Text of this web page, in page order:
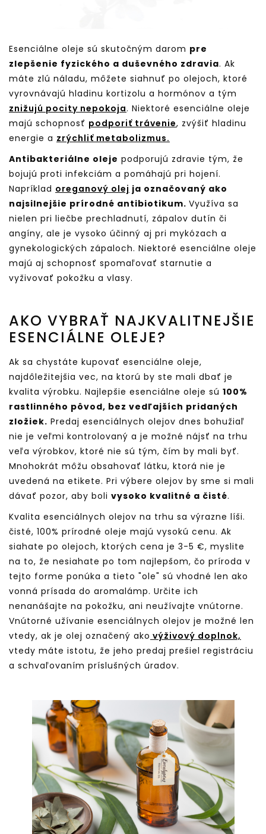
Esenciálne oleje sú skutočným darom pre
zlepšenie fyzického a duševného zdravia. Ak
máte zlú náladu, môžete siahnuť po olejoch, ktoré
vyrovnávajú hladinu kortizolu a hormónov a tým
znižujú pocity nepokoja. Niektoré esenciálne oleje
majú schopnosť podporiť trávenie, zvýšiť hladinu
energie a zrýchliť metabolizmus.
Antibakteriálne oleje podporujú zdravie tým, že
bojujú proti infekciám a pomáhajú pri hojení.
Napríklad oreganový olej ja označovaný ako
najsilnejšie prírodné antibiotikum. Využíva sa
nielen pri liečbe prechladnutí, zápalov dutín či
angíny, ale je vysoko účinný aj pri mykózach a
gynekologických zápaloch. Niektoré esenciálne oleje
majú aj schopnosť spomaľovať starnutie a
vyživovať pokožku a vlasy.
AKO VYBRAŤ NAJKVALITNEJŠIE
ESENCIÁLNE OLEJE?
Ak sa chystáte kupovať esenciálne oleje,
najdôležitejšia vec, na ktorú by ste mali dbať je
kvalita výrobku. Najlepšie esenciálne oleje sú 100%
rastlinného pôvod, bez vedľajších pridaných
zložiek. Predaj esenciálnych olejov dnes bohužiaľ
nie je veľmi kontrolovaný a je možné nájsť na trhu
veľa výrobkov, ktoré nie sú tým, čím by mali byť.
Mnohokrát môžu obsahovať látku, ktorá nie je
uvedená na etikete. Pri výbere olejov by sme si mali
dávať pozor, aby boli vysoko kvalitné a čisté.
Kvalita esenciálnych olejov na trhu sa výrazne líši.
čisté, 100% prírodné oleje majú vysokú cenu. Ak
siahate po olejoch, ktorých cena je 3-5 €, myslite
na to, že nesiahate po tom najlepšom, čo príroda v
tejto forme ponúka a tieto "ole" sú vhodné len ako
vonná prísada do aromalámp. Určite ich
nenanášajte na pokožku, ani neužívajte vnútorne.
Vnútorné užívanie esenciálnych olejov je možné len
vtedy, ak je olej označený ako výživový doplnok,
vtedy máte istotu, že jeho predaj prešiel registráciu
a schvaľovaním príslušných úradov.